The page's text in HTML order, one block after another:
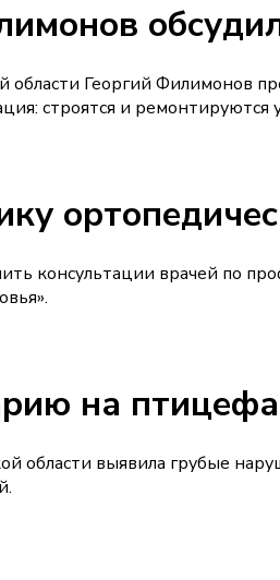
области Георгий Филимонов
строятся и
консультации врачей по
на
области выявила грубые